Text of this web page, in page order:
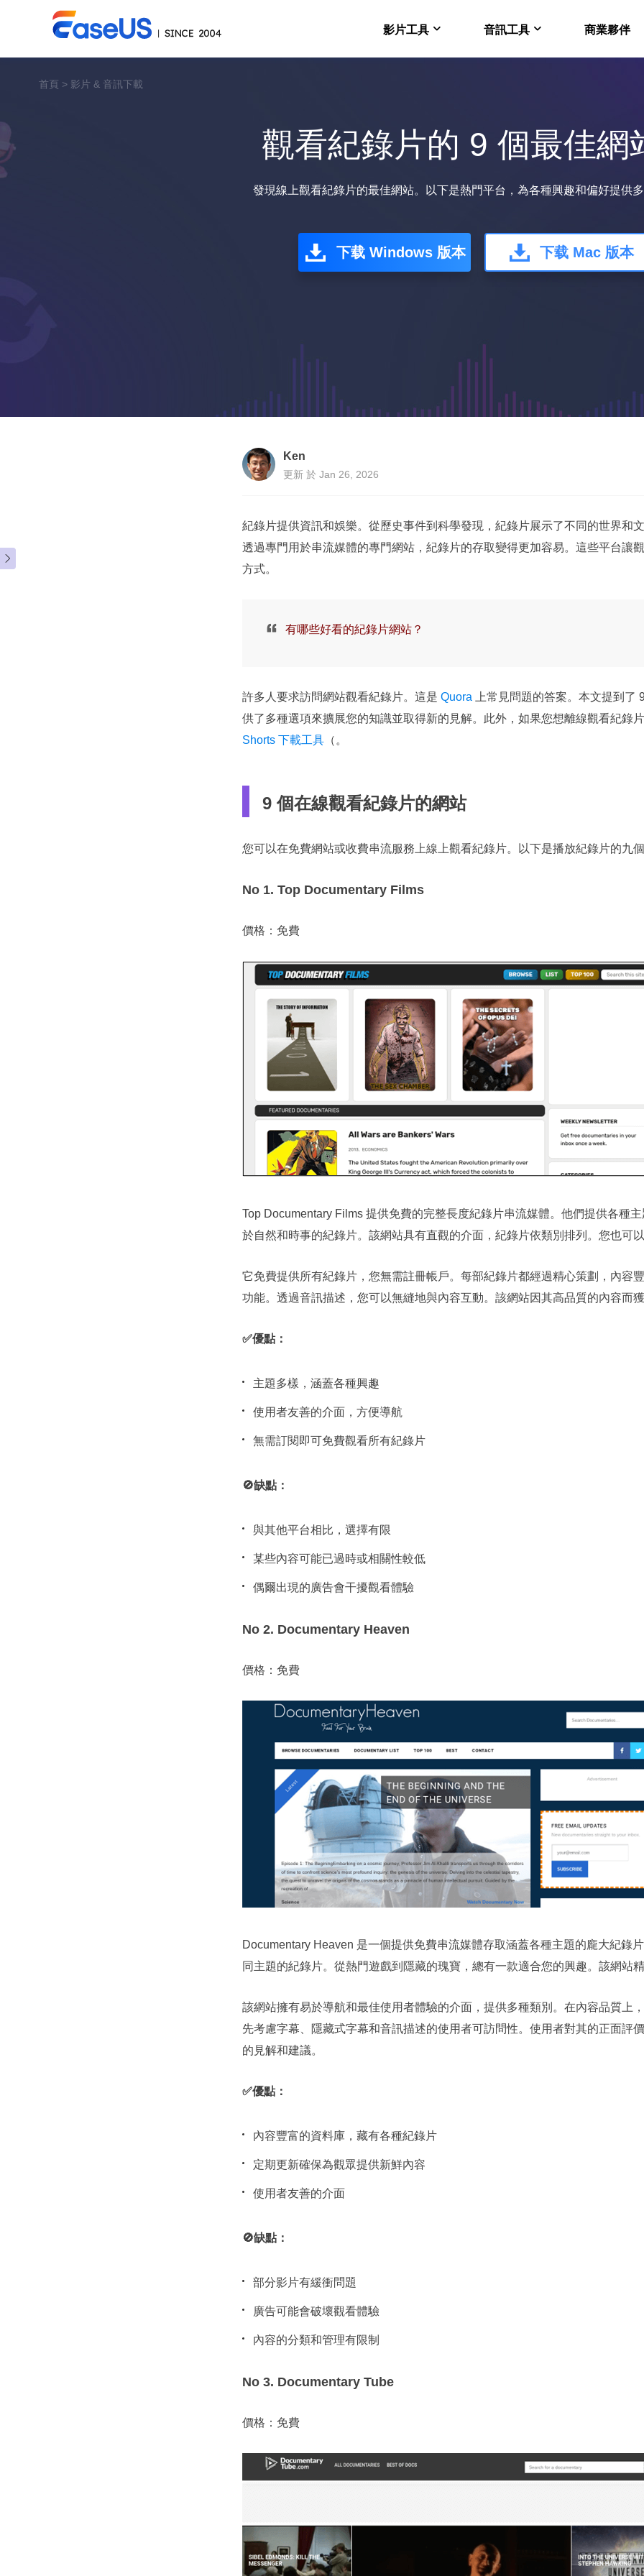
影片工具
Video Downloader
Mac 電腦下載 Youtube
VideoKit
音訊工具
EaseUS VoiceOver
免費線上人工智慧語音
商業夥伴
首頁 > 影片 & 音訊下載
觀看紀錄片的 9 個最佳網
發現線上觀看紀錄片的最佳網站。以下是熱門平台，為各種興趣和偏好提供多
下载 Windows 版本 下载 Mac 版本

Ken
更新 於 Jan 26, 2026
紀錄片提供資訊和娛樂。從歷史事件到科學發現，紀錄片展示了不同的世界和
透過專門用於串流媒體的專門網站，紀錄片的存取變得更加容易。這些平台讓
方式。
有哪些好看的紀錄片網站？
許多人要求訪問網站觀看紀錄片。這是 Quora 上常見問題的答案。本文提到了
供了多種選項來擴展您的知識並取得新的見解。此外，如果您想離線觀看紀錄
Shorts 下載工具 （。
9 個在線觀看紀錄片的網站
您可以在免費網站或收費串流服務上線上觀看紀錄片。以下是播放紀錄片的九個
No 1. Top Documentary Films
價格：免費
Top Documentary Films 提供免費的完整長度紀錄片串流媒體。他們提供各種
於自然和時事的紀錄片。該網站具有直觀的介面，紀錄片依類別排列。您也可
它免費提供所有紀錄片，您無需註冊帳戶。每部紀錄片都經過精心策劃，內容
功能。透過音訊描述，您可以無縫地與內容互動。該網站因其高品質的內容而
✅優點：
主題多樣，涵蓋各種興趣
使用者友善的介面，方便導航
無需訂閱即可免費觀看所有紀錄片
🚫缺點：
與其他平台相比，選擇有限
某些內容可能已過時或相關性較低
偶爾出現的廣告會干擾觀看體驗
No 2. Documentary Heaven
價格：免費
Documentary Heaven 是一個提供免費串流媒體存取涵蓋各種主題的龐大紀錄
同主題的紀錄片。從熱門遊戲到隱藏的瑰寶，總有一款適合您的興趣。該網站
該網站擁有易於導航和最佳使用者體驗的介面，提供多種類別。在內容品質上
先考慮字幕、隱藏式字幕和音訊描述的使用者可訪問性。使用者對其的正面評
的見解和建議。
✅優點：
內容豐富的資料庫，藏有各種紀錄片
定期更新確保為觀眾提供新鮮內容
使用者友善的介面
🚫缺點：
部分影片有緩衝問題
廣告可能會破壞觀看體驗
內容的分類和管理有限制
No 3. Documentary Tube
價格：免費